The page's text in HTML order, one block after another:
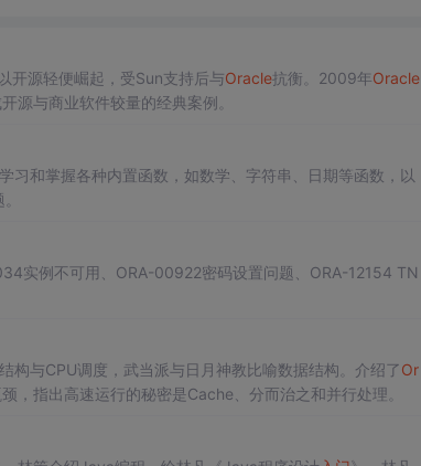
开源轻便崛起，受Sun支持后与Oracle抗衡。2009年Oracle
源与商业软件较量的经典案例。
习和掌握各种内置函数，如数学、字符串、日期等函数，以
实例不可用、ORA-00922密码设置问题、ORA-12154 TN
构与CPU调度，武当派与日月神教比喻数据结构。介绍了Or
，指出高速运行的秘密是Cache、分而治之和并行处理。